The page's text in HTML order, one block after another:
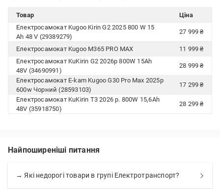
Товар
Ціна
Електросамокат Kugoo Kirin G2 2025 800 W 15
Ah 48 V (29389279)
27 999 ₴
Електросамокат Kugoo M365 PRO MAX
11 999 ₴
Електросамокат KuKirin G2 2026р 800W 15Ah
48V (34690991)
28 999 ₴
Електросамокат E-kam Kugoo G30 Pro Max 2025р
600w Чорний (28593103)
17 299 ₴
Електросамокат KuKirin T3 2026 р. 800W 15,6Ah
48V (35918750)
28 299 ₴
Найпоширеніші питання
→ Які недорогі товари в групі Електротранспорт?